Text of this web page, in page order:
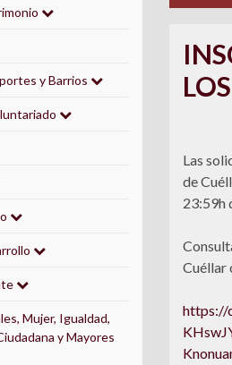
Las
de
23:59h
Cuéllar
https://
y Barrios
Mujer, Igualdad,
y Mayores